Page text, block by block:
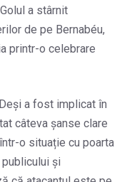
a stârnit
de pe Bernabéu,
printr-o celebrare
a fost implicat în
câteva șanse clare
o situație cu poarta
și